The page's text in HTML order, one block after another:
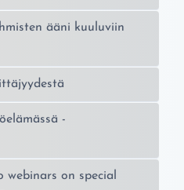
ääni kuuluviin
-
webinars on special